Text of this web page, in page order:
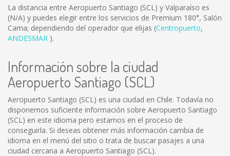
La distancia entre Aeropuerto Santiago (SCL) y Valparaíso es
(N/A) y puedes elegir entre los servicios de Premium 180°, Salón
Cama; dependiendo del operador que elijas (Centropuerto,
ANDESMAR ).
Información sobre la ciudad
Aeropuerto Santiago (SCL)
Aeropuerto Santiago (SCL) es una ciudad en Chile. Todavía no
disponemos suficiente información sobre Aeropuerto Santiago
(SCL) en este idioma pero estamos en el proceso de
conseguirla. Si deseas obtener más información cambia de
idioma en el menú del sitio o trata de buscar pasajes a una
ciudad cercana a Aeropuerto Santiago (SCL).